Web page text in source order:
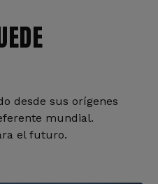
desde sus orígenes
mundial.
el futuro.